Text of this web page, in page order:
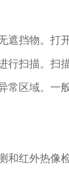
遮挡物。打
行扫描。扫
常区域。一
和红外热像